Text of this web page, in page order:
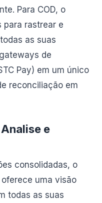
Para COD, o
para rastrear e
as suas
de
Pay) em um único
reconciliação em
e
consolidadas, o
uma visão
todas as suas